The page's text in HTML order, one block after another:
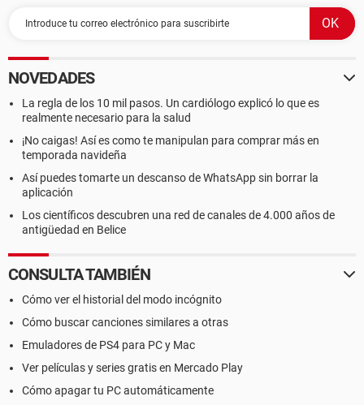
NOVEDADES
La regla de los 10 mil pasos. Un cardiólogo explicó lo que es
realmente necesario para la salud
¡No caigas! Así es como te manipulan para comprar más en
temporada navideña
Así puedes tomarte un descanso de WhatsApp sin borrar la
aplicación
Los científicos descubren una red de canales de 4.000 años de
antigüedad en Belice
CONSULTA TAMBIÉN
Cómo ver el historial del modo incógnito
Cómo buscar canciones similares a otras
Emuladores de PS4 para PC y Mac
Ver películas y series gratis en Mercado Play
Cómo apagar tu PC automáticamente